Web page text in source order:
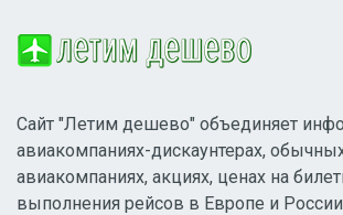
Сайт "Летим дешево" объединяет
авиакомпаниях-дискаунтерах,
авиакомпаниях, акциях, ценах на
выполнения рейсов в Европе и